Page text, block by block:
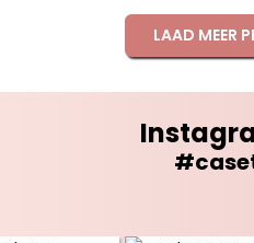
LAAD MEER